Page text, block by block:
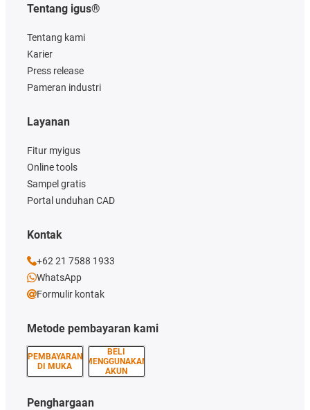
Tentang igus®
Tentang kami
Karier
Press release
Pameran industri
Metode pembayaran kami
PEMBAYARAN
DI MUKA
BELI
MENGGUNAKAN
AKUN
Layanan
Fitur myigus
Online tools
Sampel gratis
Portal unduhan CAD
Penghargaan
Kontak
+62 21 7588 1933
WhatsApp
Formulir kontak